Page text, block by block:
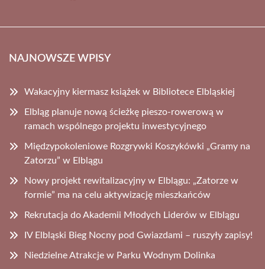
NAJNOWSZE WPISY
Wakacyjny kiermasz książek w Bibliotece Elbląskiej
Elbląg planuje nową ścieżkę pieszo-rowerową w
ramach wspólnego projektu inwestycyjnego
Międzypokoleniowe Rozgrywki Koszykówki „Gramy na
Zatorzu” w Elblągu
Nowy projekt rewitalizacyjny w Elblągu: „Zatorze w
formie” ma na celu aktywizację mieszkańców
Rekrutacja do Akademii Młodych Liderów w Elblągu
IV Elbląski Bieg Nocny pod Gwiazdami – ruszyły zapisy!
Niedzielne Atrakcje w Parku Wodnym Dolinka